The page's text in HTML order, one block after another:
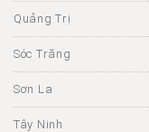
Quảng Trị
Sóc Trăng
Sơn La
Tây Ninh